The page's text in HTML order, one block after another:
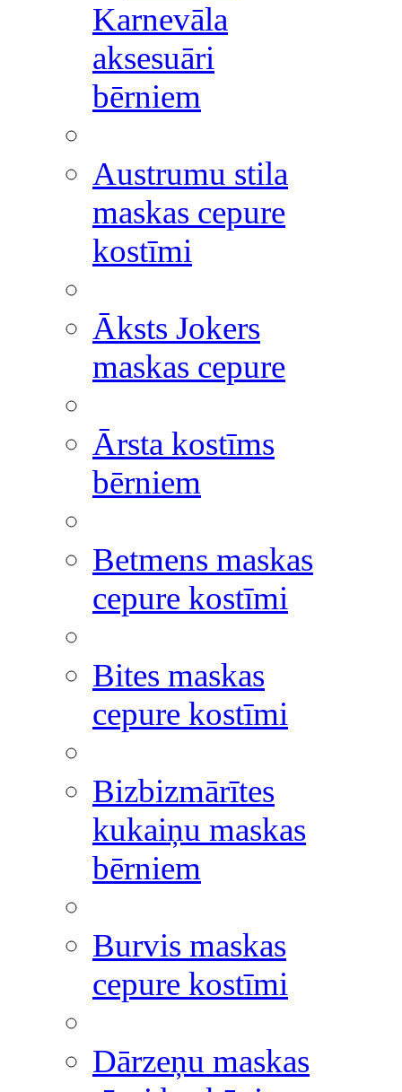
Karnevāla
aksesuāri
bērniem
Austrumu stila
maskas cepure
kostīmi
Āksts Jokers
maskas cepure
Ārsta kostīms
bērniem
Betmens maskas
cepure kostīmi
Bites maskas
cepure kostīmi
Bizbizmārītes
kukaiņu maskas
bērniem
Burvis maskas
cepure kostīmi
Dārzeņu maskas